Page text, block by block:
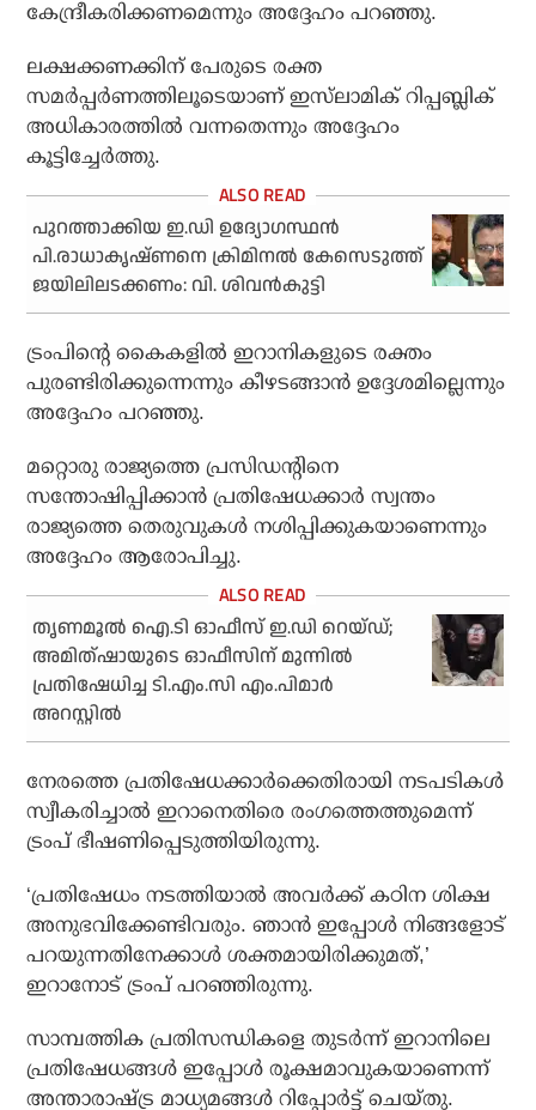
കേന്ദ്രീകരിക്കണമെന്നും അദ്ദേഹം പറഞ്ഞു.
ലക്ഷക്കണക്കിന് പേരുടെ രക്ത
സമര്‍പ്പര്‍ണത്തിലൂടെയാണ് ഇസ്‌ലാമിക് റിപ്പബ്ലിക്
അധികാരത്തില്‍ വന്നതെന്നും അദ്ദേഹം
കൂട്ടിച്ചേർത്തു.
പുറത്താക്കിയ ഇ.ഡി ഉദ്യോഗസ്ഥന്‍
പി.രാധാകൃഷ്ണനെ ക്രിമിനല്‍ കേസെടുത്ത്
ജയിലിലടക്കണം: വി. ശിവന്‍കുട്ടി
ട്രംപിന്റെ കൈകളില്‍ ഇറാനികളുടെ രക്തം
പുരണ്ടിരിക്കുന്നെന്നും കീഴടങ്ങാന്‍ ഉദ്ദേശമില്ലെന്നും
അദ്ദേഹം പറഞ്ഞു.
മറ്റൊരു രാജ്യത്തെ പ്രസിഡന്റിനെ
സന്തോഷിപ്പിക്കാൻ പ്രതിഷേധക്കാർ സ്വന്തം
രാജ്യത്തെ തെരുവുകൾ നശിപ്പിക്കുകയാണെന്നും
അദ്ദേഹം ആരോപിച്ചു.
തൃണമൂല്‍ ഐ.ടി ഓഫീസ് ഇ.ഡി റെയ്ഡ്;
അമിത്ഷായുടെ ഓഫീസിന് മുന്നില്‍
പ്രതിഷേധിച്ച ടി.എം.സി എം.പിമാര്‍
അറസ്റ്റില്‍
നേരത്തെ പ്രതിഷേധക്കാർക്കെതിരായി നടപടികൾ
സ്വീകരിച്ചാൽ ഇറാനെതിരെ രംഗത്തെത്തുമെന്ന്
ട്രംപ് ഭീഷണിപ്പെടുത്തിയിരുന്നു.
‘പ്രതിഷേധം നടത്തിയാൽ അവർക്ക് കഠിന ശിക്ഷ
അനുഭവിക്കേണ്ടിവരും. ഞാൻ ഇപ്പോൾ നിങ്ങളോട്
പറയുന്നതിനേക്കാൾ ശക്തമായിരിക്കുമത്,’
ഇറാനോട് ട്രംപ് പറഞ്ഞിരുന്നു.
സാമ്പത്തിക പ്രതിസന്ധികളെ തുടർന്ന് ഇറാനിലെ
പ്രതിഷേധങ്ങൾ ഇപ്പോൾ രൂക്ഷമാവുകയാണെന്ന്
അന്താരാഷ്ട്ര മാധ്യമങ്ങൾ റിപ്പോർട്ട് ചെയ്തു.